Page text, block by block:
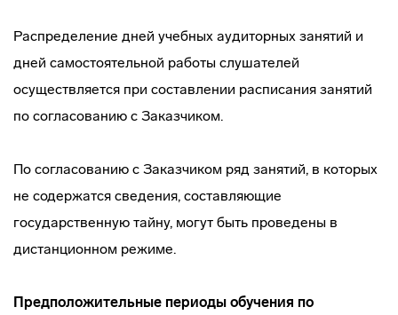
Распределение дней учебных аудиторных занятий и
дней самостоятельной работы слушателей
осуществляется при составлении расписания занятий
по согласованию с Заказчиком.
По согласованию с Заказчиком ряд занятий, в которых
не содержатся сведения, составляющие
государственную тайну, могут быть проведены в
дистанционном режиме.
Предположительные периоды обучения по